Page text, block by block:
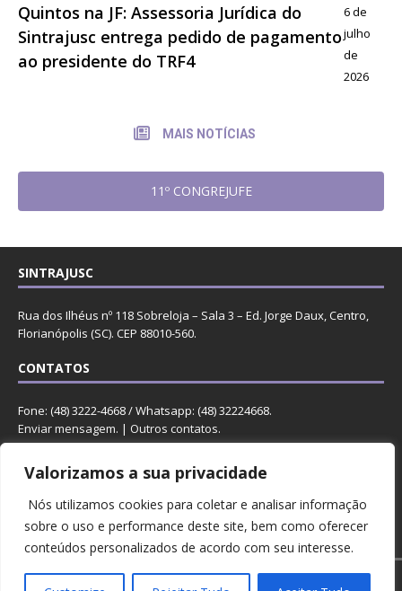
Valorizamos a sua privacidade
Nós utilizamos cookies para coletar e analisar informação
sobre o uso e performance deste site, bem como oferecer
conteúdos personalizados de acordo com seu interesse.
Quintos na JF: Assessoria Jurídica do
Sintrajusc entrega pedido de pagamento
ao presidente do TRF4
6 de
julho
de
2026
MAIS NOTÍCIAS
11º CONGREJUFE
SINTRAJUSC
Rua dos Ilhéus nº 118 Sobreloja – Sala 3 – Ed. Jorge Daux, Centro,
Florianópolis (SC). CEP 88010-560.
CONTATOS
Fone: (48) 3222-4668 / Whatsapp: (48) 32224668.
Enviar mensagem. | Outros contatos.
REDES
Copyright © 2023 Sintrajusc.